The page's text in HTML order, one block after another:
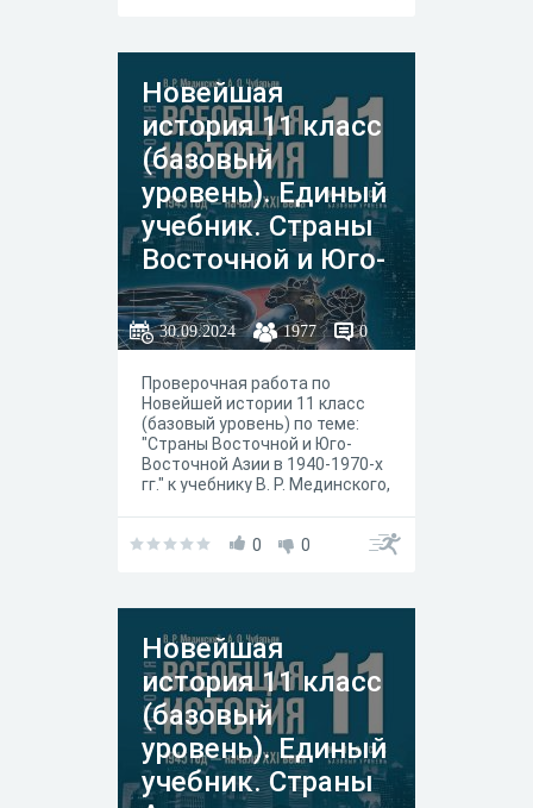
Новейшая
история 11 класс
(базовый
уровень). Единый
учебник. Страны
Восточной и Юго-
Восточной Азии в
1940-1970-х гг.
30.09.2024 1977 0
Проверочная работа по
Новейшей истории 11 класс
(базовый уровень) по теме:
"Страны Восточной и Юго-
Восточной Азии в 1940-1970-х
гг." к учебнику В. Р. Мединского,
0
0
Новейшая
история 11 класс
(базовый
уровень). Единый
учебник. Страны